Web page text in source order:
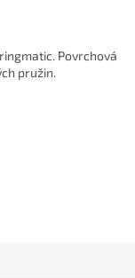
Povrchová
pružin.